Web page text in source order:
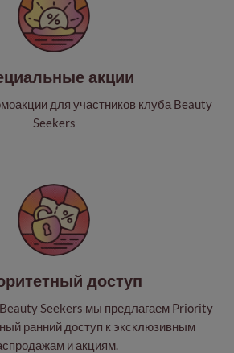
акции
для участников клуба Beauty
Seekers
доступ
Seekers мы предлагаем Priority
ранний доступ к эксклюзивным
и акциям.